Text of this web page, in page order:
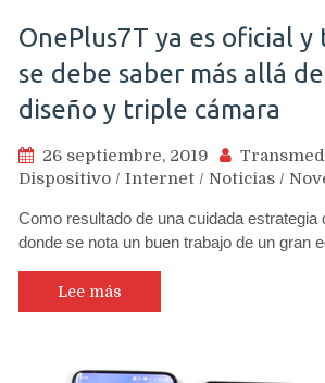
OnePlus7T ya es oficial
se debe saber más allá
diseño y triple cámara
26 septiembre, 2019
Dispositivo / Internet / Noticias /
Como resultado de una cuidada estrategia
donde se nota un buen trabajo de un gran
Lee más